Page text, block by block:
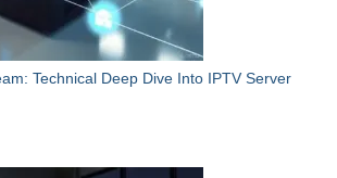
Technical Deep Dive Into IPTV Server